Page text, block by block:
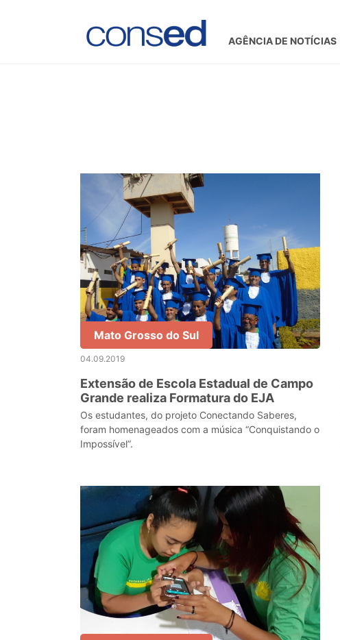
AGÊNCIA DE NOTÍCIAS
Mato Grosso do Sul
04.09.2019
Extensão de Escola Estadual de Campo
Grande realiza Formatura do EJA
Os estudantes, do projeto Conectando Saberes,
foram homenageados com a música “Conquistando o
Impossível”.